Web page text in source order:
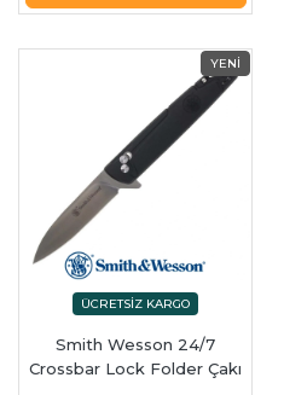
Smith Wesson 24/7
Crossbar Lock Folder Çakı